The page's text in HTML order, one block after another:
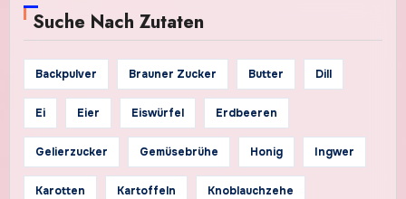
Suche Nach Zutaten
Backpulver Brauner Zucker Butter Dill
Ei Eier Eiswürfel Erdbeeren
Gelierzucker Gemüsebrühe Honig Ingwer
Karotten Kartoffeln Knoblauchzehe